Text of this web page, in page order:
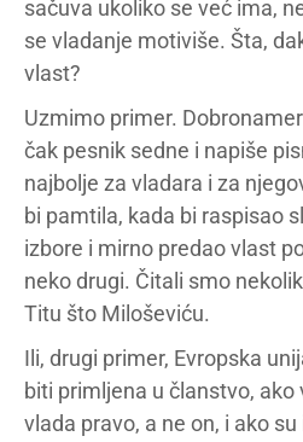
sačuva ukoliko se već ima,
se vladanje motiviše. Šta,
vlast?
Uzmimo primer.
čak pesnik sedne i napiše
najbolje za vladara i za
bi pamtila, kada bi raspisao
izbore i mirno predao vlast
neko drugi. Čitali smo
Titu što Miloševiću.
Ili, drugi primer, Evropska
biti primljena u članstvo, ako
vlada pravo, a ne on, i ako